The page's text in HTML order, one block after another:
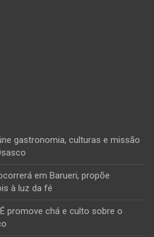
gastronomia, culturas e missão
em Barueri, propõe
à luz da fé
promove chá e culto sobre o